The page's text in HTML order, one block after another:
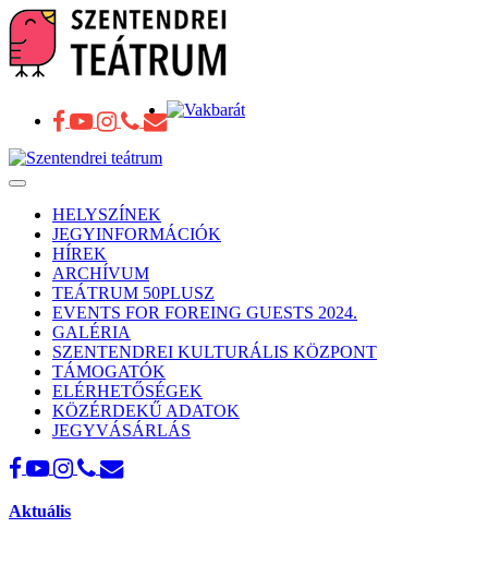
Toggle
navigationHELYSZÍNEK
JEGYINFORMÁCIÓK
HÍREK
ARCHÍVUM
TEÁTRUM 50PLUSZ
EVENTS FOR FOREING GUESTS 2024.
GALÉRIA
SZENTENDREI KULTURÁLIS KÖZPONT
TÁMOGATÓK
ELÉRHETŐSÉGEK
KÖZÉRDEKŰ ADATOK
JEGYVÁSÁRLÁS
Aktuális